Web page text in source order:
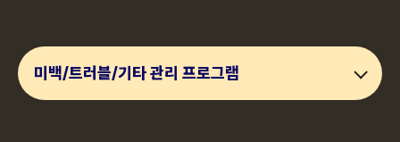
미백/트러블/기타 관리 프로그램